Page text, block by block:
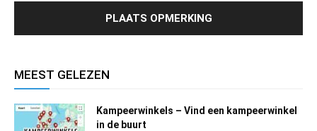
MEEST GELEZEN
Kampeerwinkels – Vind een kampeerwinkel
in de buurt